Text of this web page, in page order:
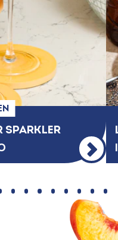
SPARKLER